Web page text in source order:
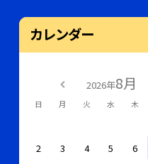
カレンダー
2026年8月
日 月 火 水 木
2
3 4 5 6